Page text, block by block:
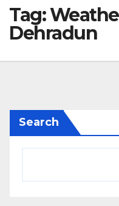
Tag:
Dehradun
Search